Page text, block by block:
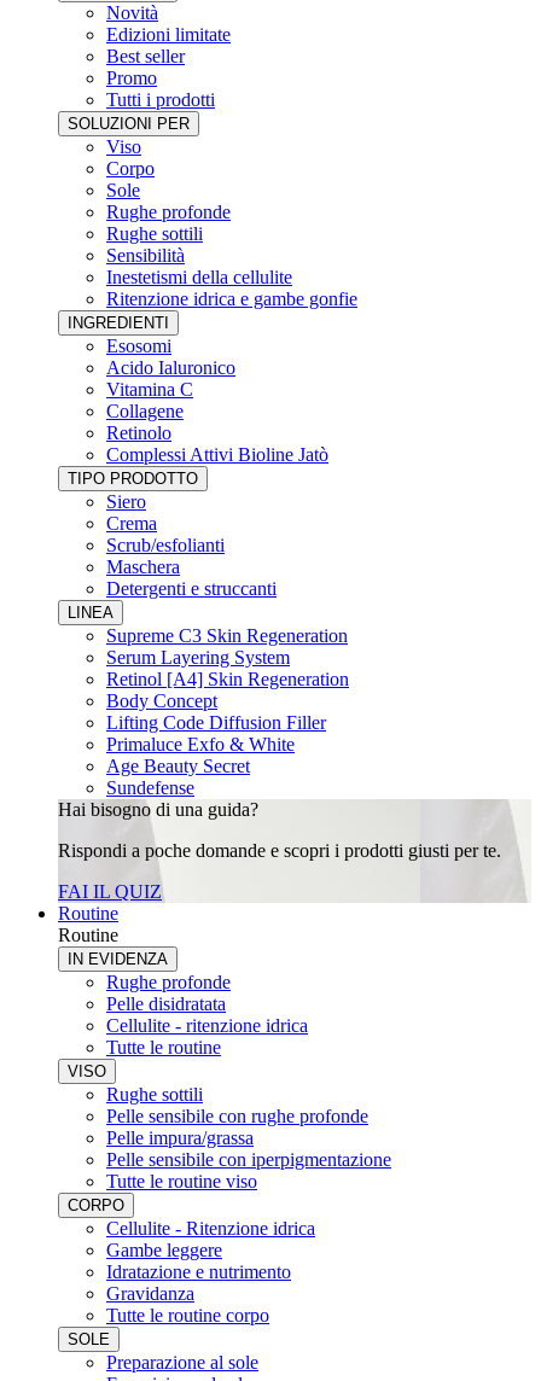
Novità
Edizioni limitate
Best seller
Promo
Tutti i prodotti
SOLUZIONI PER
Viso
Corpo
Sole
Rughe profonde
Rughe sottili
Sensibilità
Inestetismi della cellulite
Ritenzione idrica e gambe gonfie
INGREDIENTI
Esosomi
Acido Ialuronico
Vitamina C
Collagene
Retinolo
Complessi Attivi Bioline Jatò
TIPO PRODOTTO
Siero
Crema
Scrub/esfolianti
Maschera
Detergenti e struccanti
LINEA
Supreme C3 Skin Regeneration
Serum Layering System
Retinol [A4] Skin Regeneration
Body Concept
Lifting Code Diffusion Filler
Primaluce Exfo & White
Age Beauty Secret
Sundefense
Hai bisogno di una guida?
Rispondi a poche domande e scopri i prodotti giusti per te.
FAI IL QUIZ
Routine
Routine
IN EVIDENZA
Rughe profonde
Pelle disidratata
Cellulite - ritenzione idrica
Tutte le routine
VISO
Rughe sottili
Pelle sensibile con rughe profonde
Pelle impura/grassa
Pelle sensibile con iperpigmentazione
Tutte le routine viso
CORPO
Cellulite - Ritenzione idrica
Gambe leggere
Idratazione e nutrimento
Gravidanza
Tutte le routine corpo
SOLE
Preparazione al sole